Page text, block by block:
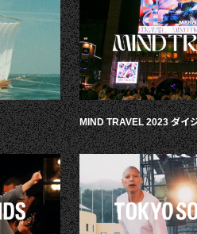
MIND TRAVEL 2023 ダイ